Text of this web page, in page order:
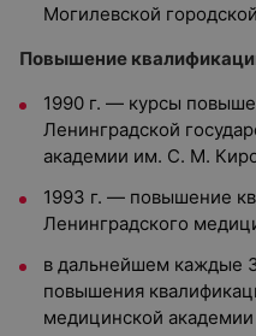
Могилевской
Повышение
1990 г. — курсы
Ленинградской
академии им. С. М.
1993 г. — повышение
Ленинградского
в дальнейшем каждые
повышения
медицинской